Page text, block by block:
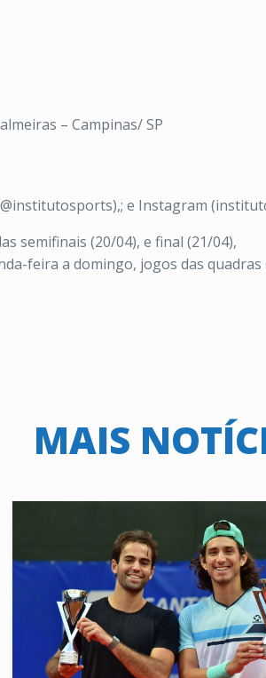
– Campinas/ SP
e Instagram
semifinais (20/04), e final (21/04),
feira a domingo, jogos das quadras
MAIS